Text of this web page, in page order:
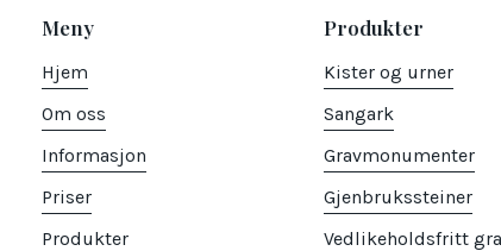
Meny
Hjem
Om oss
Informasjon
Priser
Produkter
Produkter
Kister og urner
Sangark
Gravmonumenter
Gjenbrukssteiner
Vedlikeholdsfritt